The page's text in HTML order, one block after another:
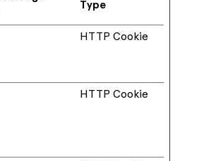
Type
HTTP Cookie
HTTP Cookie